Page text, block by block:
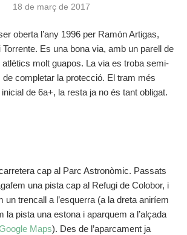
18 de març de 2017
oberta l’any 1996 per Ramón Artigas,
Es una bona via, amb un parell de
molt guapos. La via es troba semi-
de completar la protecció. El tram més
de 6a+, la resta ja no és tant obligat.
cap al Parc Astronòmic. Passats
una pista cap al Refugi de Colobor, i
un trencall a l’esquerra (a la dreta aniríem
la pista una estona i aparquem a l’alçada
Maps). Des de l’aparcament ja